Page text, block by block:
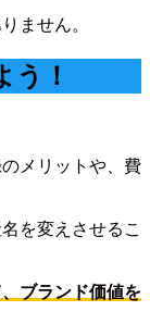
ません。
う！
メリットや、費
を変えさせるこ
ブランド価値を